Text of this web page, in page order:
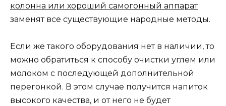
колонна или хороший самогонный аппарат
заменят все существующие народные методы.
Если же такого оборудования нет в наличии, то
можно обратиться к способу очистки углем или
молоком с последующей дополнительной
перегонкой. В этом случае получится напиток
высокого качества, и от него не будет